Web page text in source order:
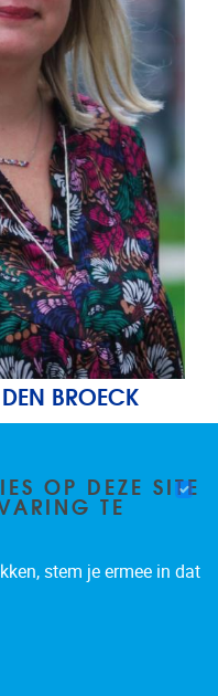
BROECK
OP DEZE SITE
TE
stem je ermee in dat